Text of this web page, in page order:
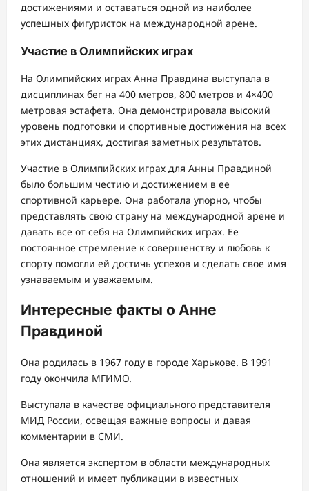
достижениями и оставаться одной из наиболее
успешных фигуристок на международной арене.
Участие в Олимпийских играх
На Олимпийских играх Анна Правдина выступала в
дисциплинах бег на 400 метров, 800 метров и 4×400
метровая эстафета. Она демонстрировала высокий
уровень подготовки и спортивные достижения на всех
этих дистанциях, достигая заметных результатов.
Участие в Олимпийских играх для Анны Правдиной
было большим честию и достижением в ее
спортивной карьере. Она работала упорно, чтобы
представлять свою страну на международной арене и
давать все от себя на Олимпийских играх. Ее
постоянное стремление к совершенству и любовь к
спорту помогли ей достичь успехов и сделать свое имя
узнаваемым и уважаемым.
Интересные факты о Анне
Правдиной
Она родилась в 1967 году в городе Харькове. В 1991
году окончила МГИМО.
Выступала в качестве официального представителя
МИД России, освещая важные вопросы и давая
комментарии в СМИ.
Она является экспертом в области международных
отношений и имеет публикации в известных